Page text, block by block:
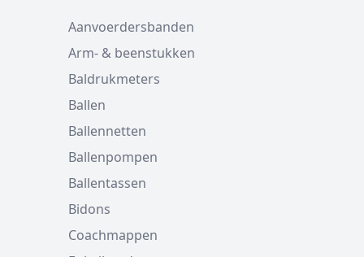
Aanvoerdersbanden
Arm- & beenstukken
Baldrukmeters
Ballen
Ballennetten
Ballenpompen
Ballentassen
Bidons
Coachmappen